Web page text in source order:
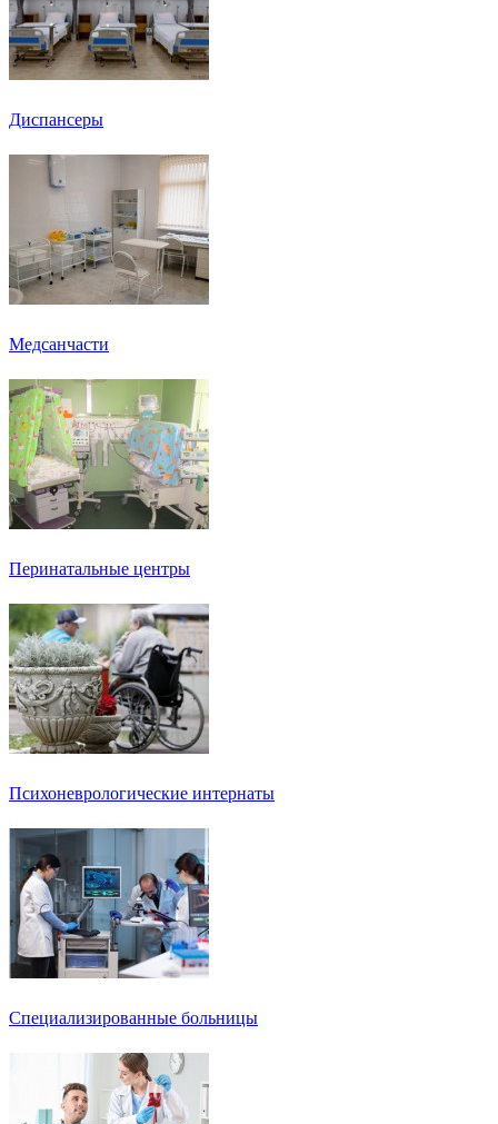
Диспансеры
Медсанчасти
Перинатальные центры
Психоневрологические интернаты
Специализированные больницы